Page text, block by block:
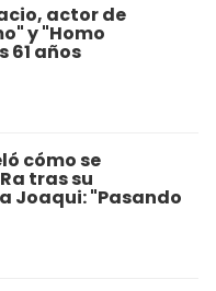
actor de
y "Homo
61 años
cómo se
tras su
Joaqui: "Pasando